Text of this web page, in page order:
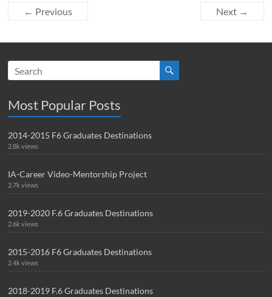
← Previous Next →
Most Popular Posts
2014-2015 F6 Graduates Destinations
2.8k views
IA-Career Video-Mentorship Project
2.7k views
2019-2020 F.6 Graduates Destinations
2.6k views
2015-2016 F6 Graduates Destinations
2.4k views
2018-2019 F.6 Graduates Destinations